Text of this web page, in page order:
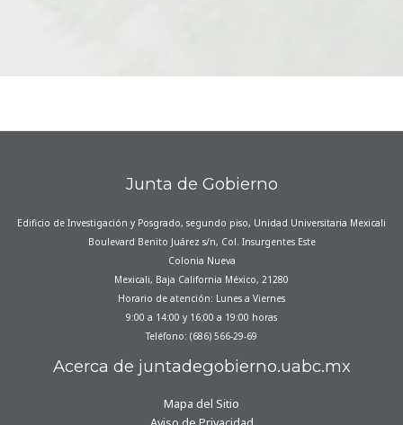
Junta de Gobierno
Edificio de Investigación y Posgrado, segundo piso, Unidad Universitaria Mexicali
Boulevard Benito Juárez s/n, Col. Insurgentes Este
Colonia Nueva
Mexicali, Baja California México, 21280
Horario de atención: Lunes a Viernes
9:00 a 14:00 y 16:00 a 19:00 horas
Teléfono: (686) 566-29-69
Acerca de juntadegobierno.uabc.mx
Mapa del Sitio